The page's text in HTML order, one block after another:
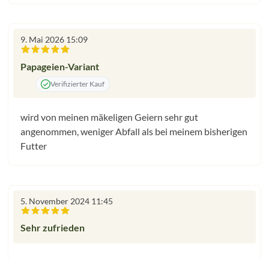
9. Mai 2026 15:09
Papageien-Variant
Verifizierter Kauf
wird von meinen mäkeligen Geiern sehr gut
angenommen, weniger Abfall als bei meinem bisherigen
Futter
5. November 2024 11:45
Sehr zufrieden